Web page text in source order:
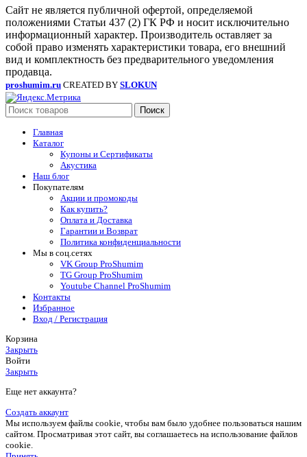
Сайт не является публичной офертой, определяемой
положениями Статьи 437 (2) ГК РФ и носит исключительно
информационный характер. Производитель оставляет за
собой право изменять характеристики товара, его внешний
вид и комплектность без предварительного уведомления
продавца.
proshumim.ru CREATED BY SLOKUN
Поиск
Главная
Каталог
Купоны и Сертификаты
Акустика
Наш блог
Покупателям
Акции и промокоды
Как купить?
Оплата и Доставка
Гарантии и Возврат
Политика конфиденциальности
Мы в соц.сетях
VK Group ProShumim
TG Group ProShumim
Youtube Channel ProShumim
Контакты
Избранное
Вход / Регистрация
Корзина
Закрыть
Войти
Закрыть
Еще нет аккаунта?
Создать аккаунт
Мы используем файлы cookie, чтобы вам было удобнее пользоваться нашим
сайтом. Просматривая этот сайт, вы соглашаетесь на использование файлов
cookie.